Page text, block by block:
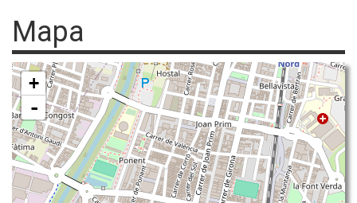
Mapa
+
-